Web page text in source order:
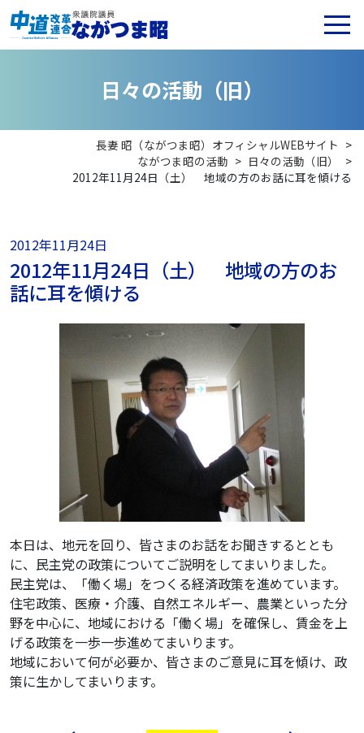
日々の活動 （旧）
長妻 昭（ながつま昭）オフィシャルWEBサイト >
ながつま昭の活動 > 日々の活動（旧）
>
2012年11月24日（土） 地域の方のお話に耳を傾ける
2012年11月24日
2012年11月24日（土） 地域の方のお
話に耳を傾ける
本日は、地元を回り、皆さまのお話をお聞きするととも
に、民主党の政策についてご説明をしてまいりました。
民主党は、「働く場」をつくる経済政策を進めています。
住宅政策、医療・介護、自然エネルギー、農業といった分
野を中心に、地域における「働く場」を確保し、賃金を上
げる政策を一歩一歩進めてまいります。
地域において何が必要か、皆さまのご意見に耳を傾け、政
策に生かしてまいります。